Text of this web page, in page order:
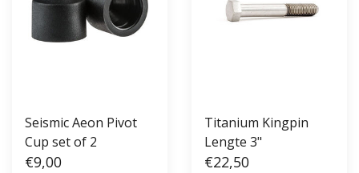
Seismic Aeon Pivot
Cup set of 2
€9,00
Titanium Kingpin
Lengte 3"
€22,50